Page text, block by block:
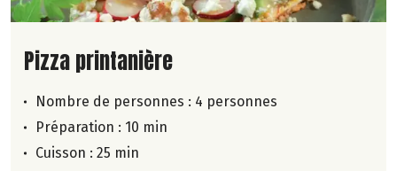
Lire la suite de la recette
Pizza printanière
Nombre de personnes : 4 personnes
Préparation : 10 min
Cuisson : 25 min